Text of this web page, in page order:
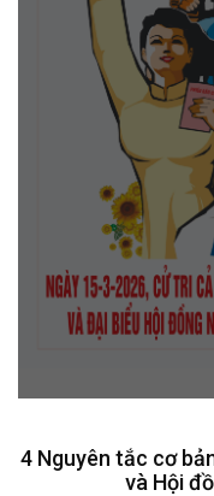
4 Nguyên tắc cơ
và Hội